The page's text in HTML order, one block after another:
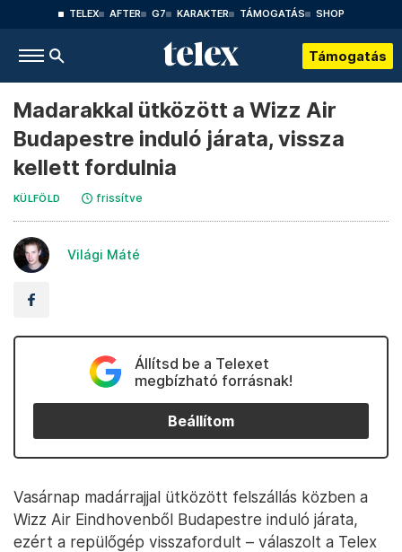
TELEX AFTER G7 KARAKTER TÁMOGATÁS SHOP
Támogatás
Madarakkal ütközött a Wizz Air
Budapestre induló járata, vissza
kellett fordulnia
KÜLFÖLD frissítve
Világi Máté
Állítsd be a Telexet
megbízható forrásnak!
Beállítom
Vasárnap madárrajjal ütközött felszállás közben a
Wizz Air Eindhovenből Budapestre induló járata,
ezért a repülőgép visszafordult – válaszolt a Telex